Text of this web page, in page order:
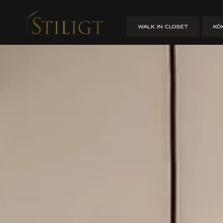
WALK IN CLOSET
Platsbyggt
HEM PLATSBYGGT I STOCKHOLM